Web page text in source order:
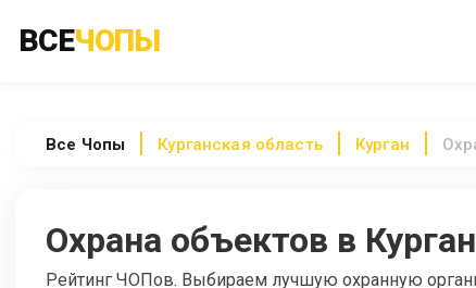
ВСЕЧОПЫ
Все Чопы Курганская область Курган
Охрана объектов в
Рейтинг ЧОПов. Выбираем лучшую охранную